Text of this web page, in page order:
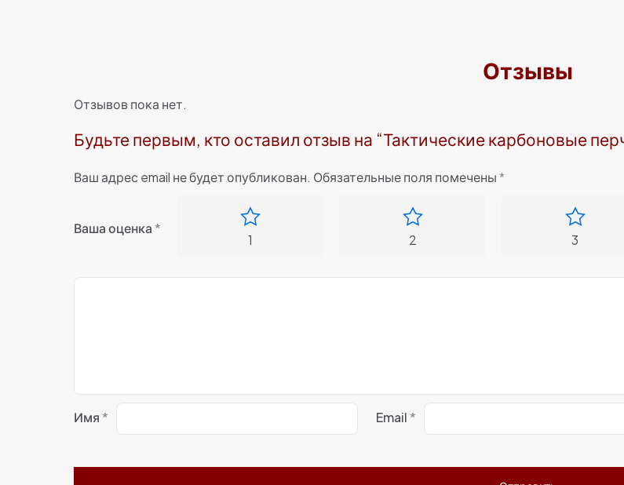
Отзывы
Отзывов пока нет.
Будьте первым, кто оставил отзыв на “Тактические карбоновые
Ваш адрес email не будет опубликован. Обязательные поля помечены*
Ваша оценка*
1 2 3
Имя* Email*